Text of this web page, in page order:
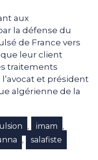
aux
la défense du
de France vers
que leur client
traitements
et président
algérienne de la
, imam ,
, salafiste